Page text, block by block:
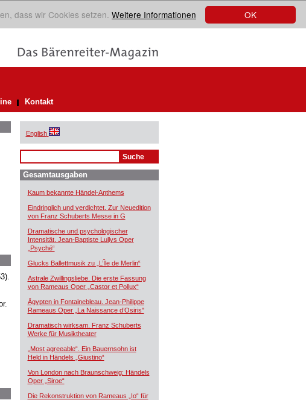
OK
dass wir Cookies setzen. Weitere Informationen
Kontakt
English
Gesamtausgaben
Kaum bekannte Händel-Anthems
Eindringlich und verdichtet. Zur Neuedition
von Franz Schuberts Messe in G
Dramatische und psychologischer
Intensität. Jean-Baptiste Lullys Oper
„Psyché“
Glucks Ballettmusik zu „L’Île de Merlin“
Astrale Zwillingsliebe. Die erste Fassung
von Rameaus Oper „Castor et Pollux“
Ägypten in Fontainebleau. Jean-Philippe
Rameaus Oper „La Naissance d’Osiris"
Dramatisch wirksam. Franz Schuberts
Werke für Musiktheater
„Most agreeable“. Ein Bauernsohn ist
Held in Händels „Giustino“
Von London nach Braunschweig: Händels
Oper „Siroe“
Die Rekonstruktion von Rameaus „Io“ für